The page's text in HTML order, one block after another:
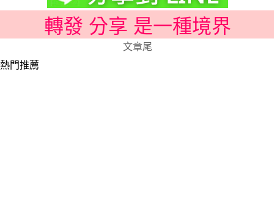
轉發 分享 是一種境界
文章尾
熱門推薦